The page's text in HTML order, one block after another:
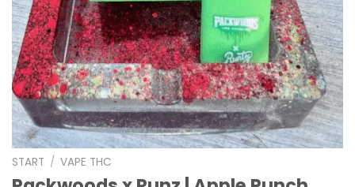
START / VAPE THC